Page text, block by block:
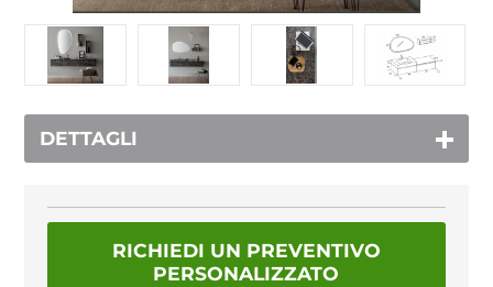
DETTAGLI
RICHIEDI UN PREVENTIVO
PERSONALIZZATO